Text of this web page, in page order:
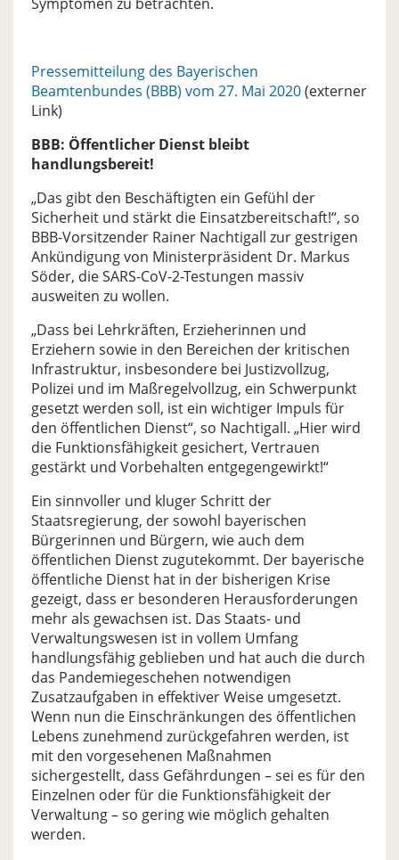
Pressemitteilung des Bayerischen
Beamtenbundes (BBB) vom 27. Mai 2020(externer
Link)
BBB: Öffentlicher Dienst bleibt
handlungsbereit!
„Das gibt den Beschäftigten ein Gefühl der
Sicherheit und stärkt die Einsatzbereitschaft!“, so
BBB-Vorsitzender Rainer Nachtigall zur gestrigen
Ankündigung von Ministerpräsident Dr. Markus
Söder, die SARS-CoV-2-Testungen massiv
ausweiten zu wollen.
„Dass bei Lehrkräften, Erzieherinnen und
Erziehern sowie in den Bereichen der kritischen
Infrastruktur, insbesondere bei Justizvollzug,
Polizei und im Maßregelvollzug, ein Schwerpunkt
gesetzt werden soll, ist ein wichtiger Impuls für
den öffentlichen Dienst“, so Nachtigall. „Hier wird
die Funktionsfähigkeit gesichert, Vertrauen
gestärkt und Vorbehalten entgegengewirkt!“
Ein sinnvoller und kluger Schritt der
Staatsregierung, der sowohl bayerischen
Bürgerinnen und Bürgern, wie auch dem
öffentlichen Dienst zugutekommt. Der bayerische
öffentliche Dienst hat in der bisherigen Krise
gezeigt, dass er besonderen Herausforderungen
mehr als gewachsen ist. Das Staats- und
Verwaltungswesen ist in vollem Umfang
handlungsfähig geblieben und hat auch die durch
das Pandemiegeschehen notwendigen
Zusatzaufgaben in effektiver Weise umgesetzt.
Wenn nun die Einschränkungen des öffentlichen
Lebens zunehmend zurückgefahren werden, ist
mit den vorgesehenen Maßnahmen
sichergestellt, dass Gefährdungen – sei es für den
Einzelnen oder für die Funktionsfähigkeit der
Verwaltung – so gering wie möglich gehalten
werden.